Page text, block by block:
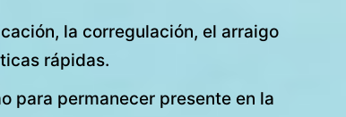
la corregulación, el arraigo
rápidas.
para permanecer presente en la